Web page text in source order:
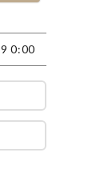
0:00